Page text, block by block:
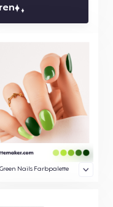
Nails Farbpalette